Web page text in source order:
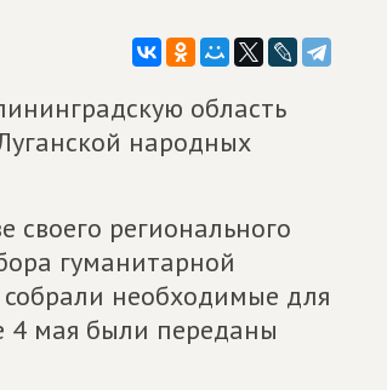
область
народных
своего регионального
гуманитарной
необходимые для
4 мая были переданы